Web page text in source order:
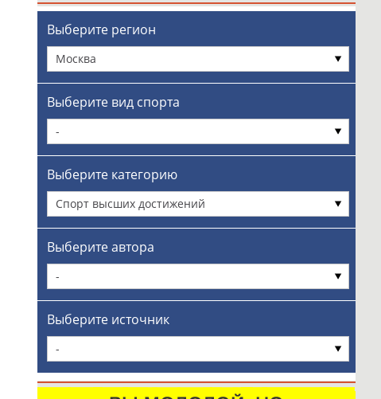
Выберите регион
Москва
Выберите вид спорта
-
Выберите категорию
Спорт высших достижений
Выберите автора
-
Выберите источник
-